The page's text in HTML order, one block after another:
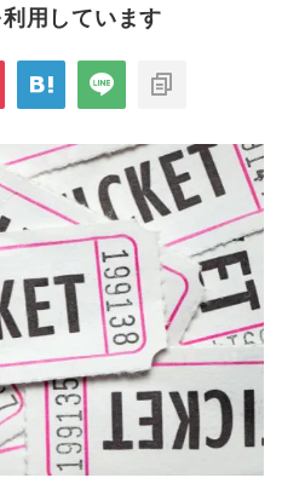
用しています